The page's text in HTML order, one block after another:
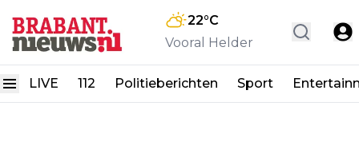
22°C
Vooral Helder
LIVE 112 Politieberichten Sport